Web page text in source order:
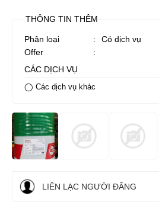
THÔNG TIN THÊM
Phân loại :
Có dịch vụ
Offer
:
CÁC DỊCH VỤ
◯ Các dịch vụ khác
LIÊN LẠC NGƯỜI ĐĂNG